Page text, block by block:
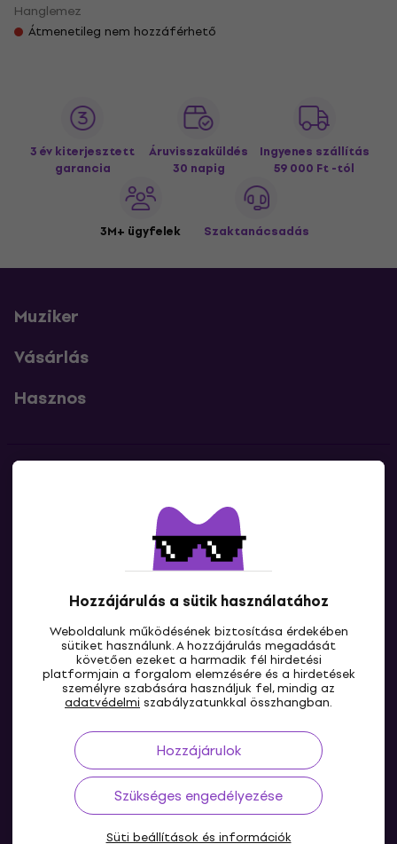
Hozzájárulás a sütik használatához
Weboldalunk működésének biztosítása érdekében
sütiket használunk. A hozzájárulás megadását
követően ezeket a harmadik fél hirdetési
platformjain a forgalom elemzésére és a hirdetések
személyre szabására használjuk fel, mindig az
adatvédelmi szabályzatunkkal összhangban.
Hozzájárulok
Szükséges engedélyezése
Süti beállítások és információk
Hanglemez
Átmenetileg nem hozzáférhető
3 év kiterjesztett
garancia
Áruvisszaküldés
30 napig
Ingyenes szállítás
59 000 Ft -tól
3M+ ügyfelek Szaktanácsadás
Muziker
Vásárlás
Hasznos
Lépj kapcsolatba velünk
HU